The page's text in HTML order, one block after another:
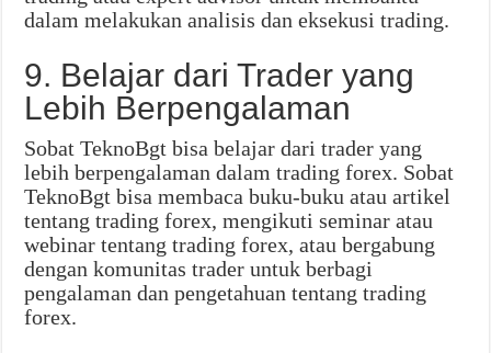
dalam melakukan analisis dan eksekusi trading.
9. Belajar dari Trader yang
Lebih Berpengalaman
Sobat TeknoBgt bisa belajar dari trader yang
lebih berpengalaman dalam trading forex. Sobat
TeknoBgt bisa membaca buku-buku atau artikel
tentang trading forex, mengikuti seminar atau
webinar tentang trading forex, atau bergabung
dengan komunitas trader untuk berbagi
pengalaman dan pengetahuan tentang trading
forex.